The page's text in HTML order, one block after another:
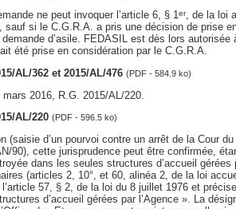
ne peut invoquer l’article 6, § 1 er, de la loi
sauf si le C.G.R.A. a pris une décision de prise
d’asile. FEDASIL est dès lors autorisée
été prise en considération par le C.G.R.A.
AL/362 et 2015/AL/476 (PDF - 584.9 ko)
2016, R.G. 2015/AL/220.
AL/220 (PDF - 596.5 ko)
(saisie d’un pourvoi contre un arrêt de la Cour
90), cette jurisprudence peut être confirmée,
dans les seules structures d’accueil gérées
(articles 2, 10°, et 60, alinéa 2, de la loi
57, § 2, de la loi du 8 juillet 1976 et
d’accueil gérées par l’Agence ». La